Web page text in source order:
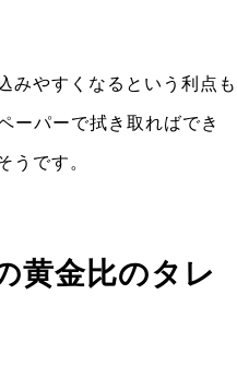
みやすくなるという利点も
ーパーで拭き取ればでき
うです。
黄金比のタレ